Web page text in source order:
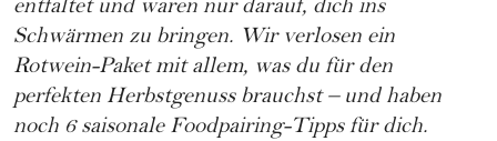
entfaltet und waren nur darauf, dich ins
Schwärmen zu bringen. Wir verlosen ein
Rotwein-Paket mit allem, was du für den
perfekten Herbstgenuss brauchst – und haben
noch 6 saisonale Foodpairing-Tipps für dich.